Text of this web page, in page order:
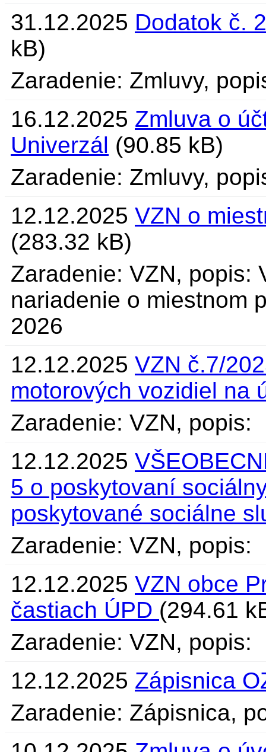
31.12.2025 Dodatok č.
kB)
Zaradenie: Zmluvy,
16.12.2025 Zmluva o
Univerzál (90.85 kB)
Zaradenie: Zmluvy,
12.12.2025 VZN o
(283.32 kB)
Zaradenie: VZN, popis:
nariadenie o miestnom
2026
12.12.2025 VZN č.7/
motorových vozidiel na
Zaradenie: VZN, popis:
12.12.2025
5 o poskytovaní
poskytované sociálne
Zaradenie: VZN, popis:
12.12.2025 VZN obce
častiach ÚPD (294.61
Zaradenie: VZN, popis:
12.12.2025 Zápisnica
Zaradenie: Zápisnica,